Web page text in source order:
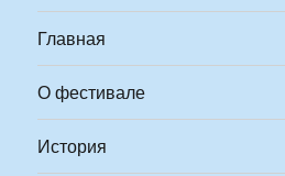
Главная
О фестивале
История